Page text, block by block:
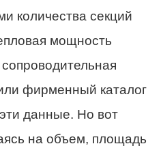
количества секций
мощность
фирменный каталог
данные. Но вот
на объем, площадь